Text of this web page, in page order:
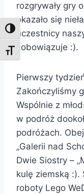
Toggle High Contrast
Toggle Font size
rozgrywały gry
okazało się
uczestnicy
zobowiązuje :).
Pierwszy
Zakończyliśmy
Wspólnie z
w podróż
podróżach.
„Galerii nad
Dwie Siostry –
kulę ziemską :).
roboty Lego